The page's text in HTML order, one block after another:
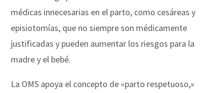
médicas innecesarias en el parto, como cesáreas y
episiotomías, que no siempre son médicamente
justificadas y pueden aumentar los riesgos para la
madre y el bebé.
La OMS apoya el concepto de «parto respetuoso,»